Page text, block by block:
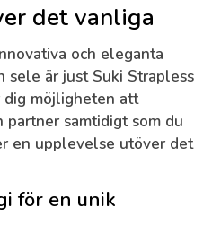
det vanliga
och eleganta
sele är just Suki Strapless
dig möjligheten att
samtidigt som du
en upplevelse utöver det
för en unik